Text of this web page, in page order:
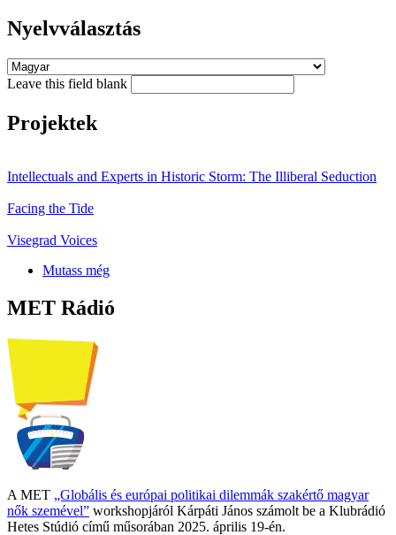
Nyelvválasztás
Leave this field blank
Projektek
Intellectuals and Experts in Historic Storm: The Illiberal Seduction
Facing the Tide
Visegrad Voices
Mutass még
MET Rádió
A MET „Globális és európai politikai dilemmák szakértő magyar
nők szemével” workshopjáról Kárpáti János számolt be a Klubrádió
Hetes Stúdió című műsorában 2025. április 19-én.